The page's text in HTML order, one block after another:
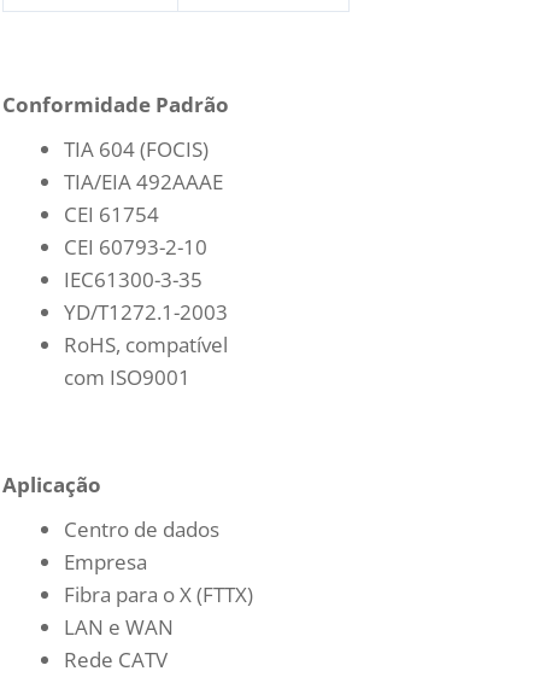
Conformidade Padrão
TIA 604 (FOCIS)
TIA/EIA 492AAAE
CEI 61754
CEI 60793-2-10
IEC61300-3-35
YD/T1272.1-2003
RoHS, compatível
com ISO9001
Aplicação
Centro de dados
Empresa
Fibra para o X (FTTX)
LAN e WAN
Rede CATV